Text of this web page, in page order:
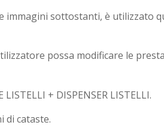
immagini sottostanti, è utilizzato
possa modificare le
+ DISPENSER LISTELLI.
di cataste.